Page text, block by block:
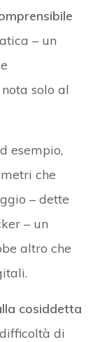
– un
solo al
esempio,
che
– dette
– un
altro che
cosiddetta
di